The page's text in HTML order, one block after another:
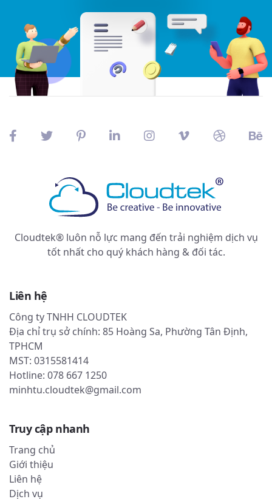
Cloudtek® luôn nỗ lực mang đến trải nghiệm dịch vụ
tốt nhất cho quý khách hàng & đối tác.
Liên hệ
Công ty TNHH CLOUDTEK
Địa chỉ trụ sở chính: 85 Hoàng Sa, Phường Tân Định,
TPHCM
MST: 0315581414
Hotline: 078 667 1250
minhtu.cloudtek@gmail.com
Truy cập nhanh
Trang chủ
Giới thiệu
Liên hệ
Dịch vụ